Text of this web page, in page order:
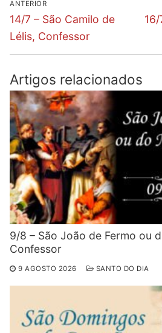
de
artigos
ANTERIOR
Previous
post:
14/7 – São Camilo de
Lélis, Confessor
Artigos relacionados
9/8 – São João de Fermo ou
Confessor
9 AGOSTO 2026 SANTO DO DIA